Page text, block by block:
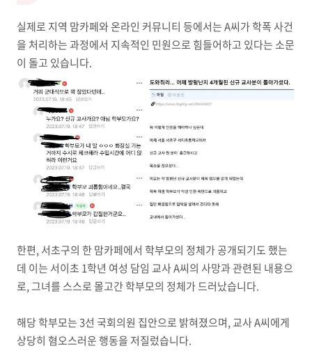
실제로 지역 맘카페와 온라인 커뮤니티 등에서는 A씨가 학폭 사건
을 처리하는 과정에서 지속적인 민원으로 힘들어하고 있다는 소문
이 돌고 있습니다.
한편, 서초구의 한 맘카페에서 학부모의 정체가 공개되기도 했는
데 이는 서이초 1학년 여성 담임 교사 A씨의 사망과 관련된 내용으
로, 그녀를 스스로 몰고간 학부모의 정체가 드러났습니다.
해당 학부모는 3선 국회의원 집안으로 밝혀졌으며, 교사 A씨에게
상당히 혐오스러운 행동을 저질렀습니다.